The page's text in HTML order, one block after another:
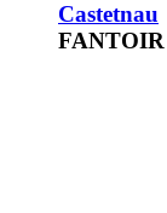
Castetnau
FANTOIR